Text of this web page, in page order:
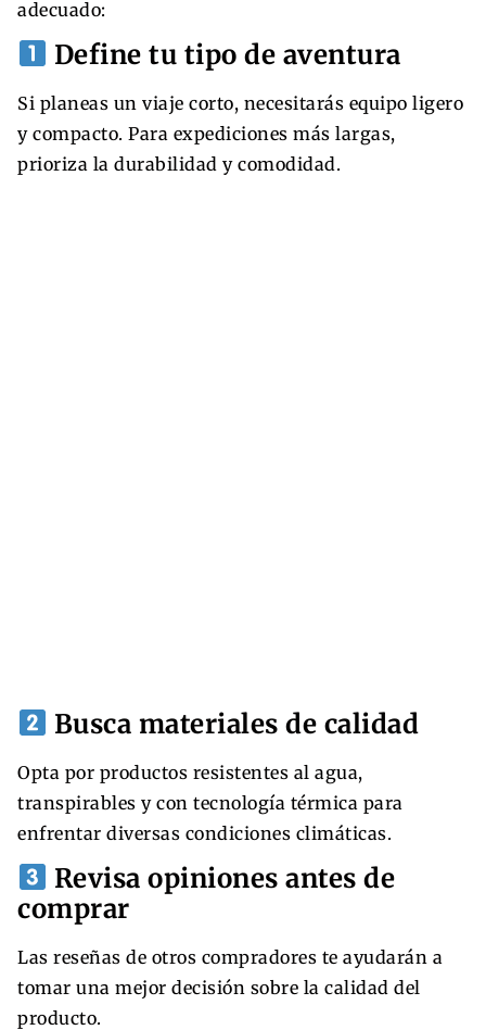
adecuado:
Define tu tipo de aventura
Si planeas un viaje corto, necesitarás equipo ligero
y compacto. Para expediciones más largas,
prioriza la durabilidad y comodidad.
Busca materiales de calidad
Opta por productos resistentes al agua,
transpirables y con tecnología térmica para
enfrentar diversas condiciones climáticas.
Revisa opiniones antes de
comprar
Las reseñas de otros compradores te ayudarán a
tomar una mejor decisión sobre la calidad del
producto.